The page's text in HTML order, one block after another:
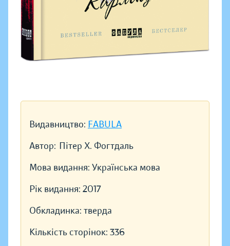
Видавництво: FABULA
Автор: Пітер Х. Фогтдаль
Мова видання: Українська мова
Рік видання: 2017
Обкладинка: тверда
Кількість сторінок: 336